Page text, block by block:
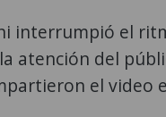
interrumpió el
atención del
el video